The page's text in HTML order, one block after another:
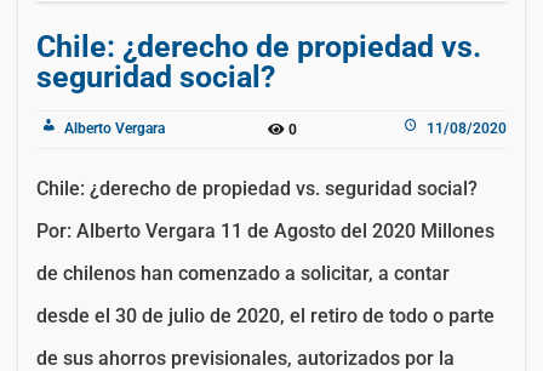
Chile: ¿derecho de propiedad vs.
seguridad social?
Alberto Vergara 0 11/08/2020
Chile: ¿derecho de propiedad vs. seguridad social?
Por: Alberto Vergara 11 de Agosto del 2020 Millones
de chilenos han comenzado a solicitar, a contar
desde el 30 de julio de 2020, el retiro de todo o parte
de sus ahorros previsionales, autorizados por la